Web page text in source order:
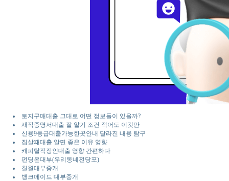
토지구매대출 그대로 어떤 정보들이 있을까?
재직증명서대출 잘 알기 조건 적어도 이것만
신용9등급대출가능한곳안내 달라진 내용 탐구
집살때대출 알면 좋은 이유 영향
캐피탈직장인대출 영향 간편하다
펀딩온대부(우리동네전당포)
칠월대부중개
뱅크메이드 대부중개